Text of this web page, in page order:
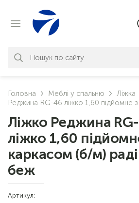
знайдено. Уточніть свій запит
Головна Меблі у спальню
Ліжка
Реджина RG-46 ліжко 1,60 підйомне
Ліжко Реджина
ліжко 1,60
каркасом (б/м)
беж
Артикул: